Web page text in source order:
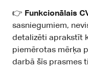
👉 Funkcionālais
sasniegumiem,
detalizēti aprakstīt
piemērotas mērķa
darbā šīs prasmes